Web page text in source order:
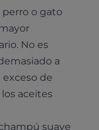
perro o gato
No es
a
exceso de
aceites
suave